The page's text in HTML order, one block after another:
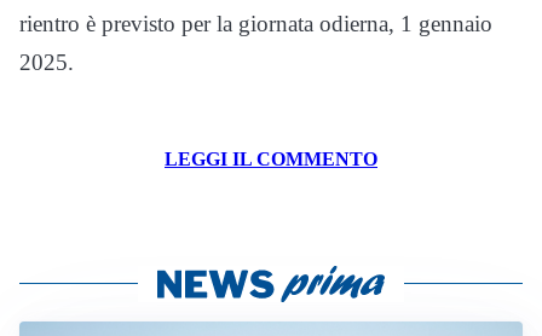
rientro è previsto per la giornata odierna, 1 gennaio
2025.
LEGGI IL COMMENTO